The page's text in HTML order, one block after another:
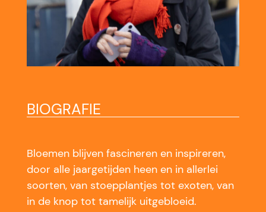
BIOGRAFIE
Bloemen blijven fascineren en inspireren,
door alle jaargetijden heen en in allerlei
soorten, van stoepplantjes tot exoten, van
in de knop tot tamelijk uitgebloeid.